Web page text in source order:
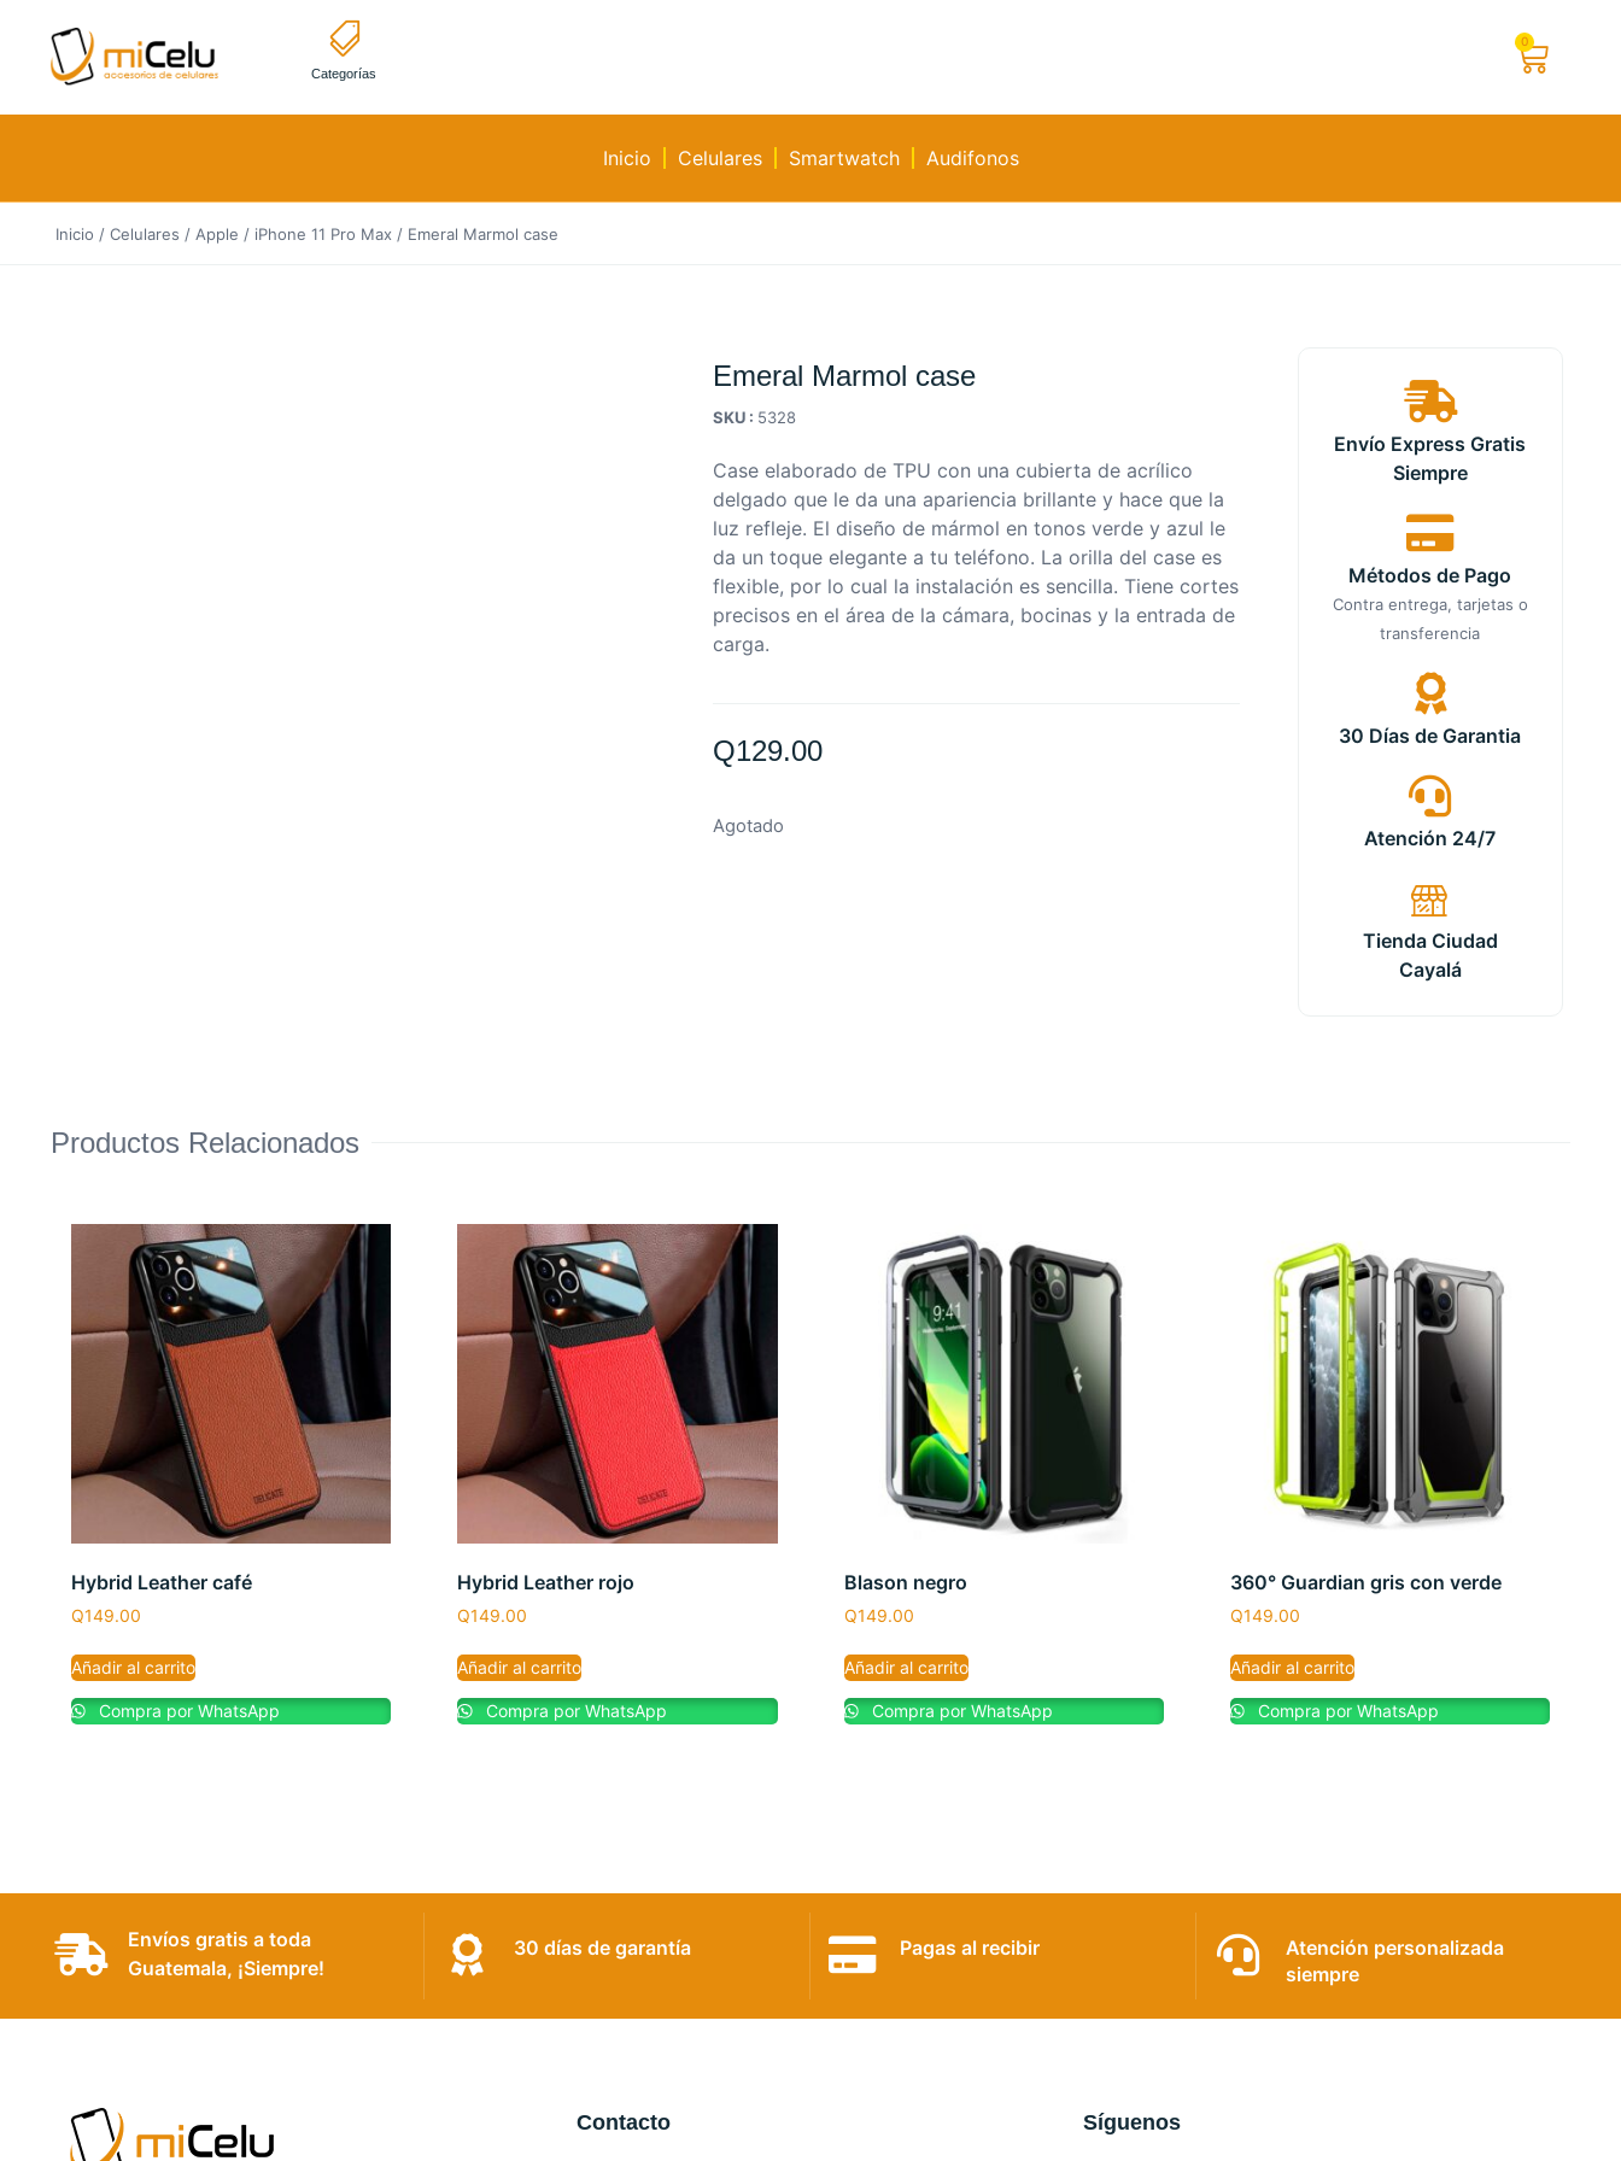
Categorías
0
Inicio Celulares Smartwatch Audifonos
Inicio / Celulares / Apple / iPhone 11 Pro Max / Emeral Marmol case
Emeral Marmol case
SKU : 5328
Case elaborado de TPU con una cubierta de acrílico
delgado que le da una apariencia brillante y hace que la
luz refleje. El diseño de mármol en tonos verde y azul le
da un toque elegante a tu teléfono. La orilla del case es
flexible, por lo cual la instalación es sencilla. Tiene cortes
precisos en el área de la cámara, bocinas y la entrada de
carga.
Q129.00
Agotado
Envío Express Gratis
Siempre
Métodos de Pago
Contra entrega, tarjetas o
transferencia
30 Días de Garantia
Atención 24/7
Tienda Ciudad
Cayalá
Productos Relacionados
Hybrid Leather café
Q149.00
Añadir al carrito
Compra por WhatsApp
Hybrid Leather rojo
Q149.00
Añadir al carrito
Compra por WhatsApp
Blason negro
Q149.00
Añadir al carrito
Compra por WhatsApp
360° Guardian gris con verde
Q149.00
Añadir al carrito
Compra por WhatsApp
Envíos gratis a toda
Guatemala, ¡Siempre!
30 días de garantía Pagas al recibir
Atención personalizada
siempre
Contacto Síguenos